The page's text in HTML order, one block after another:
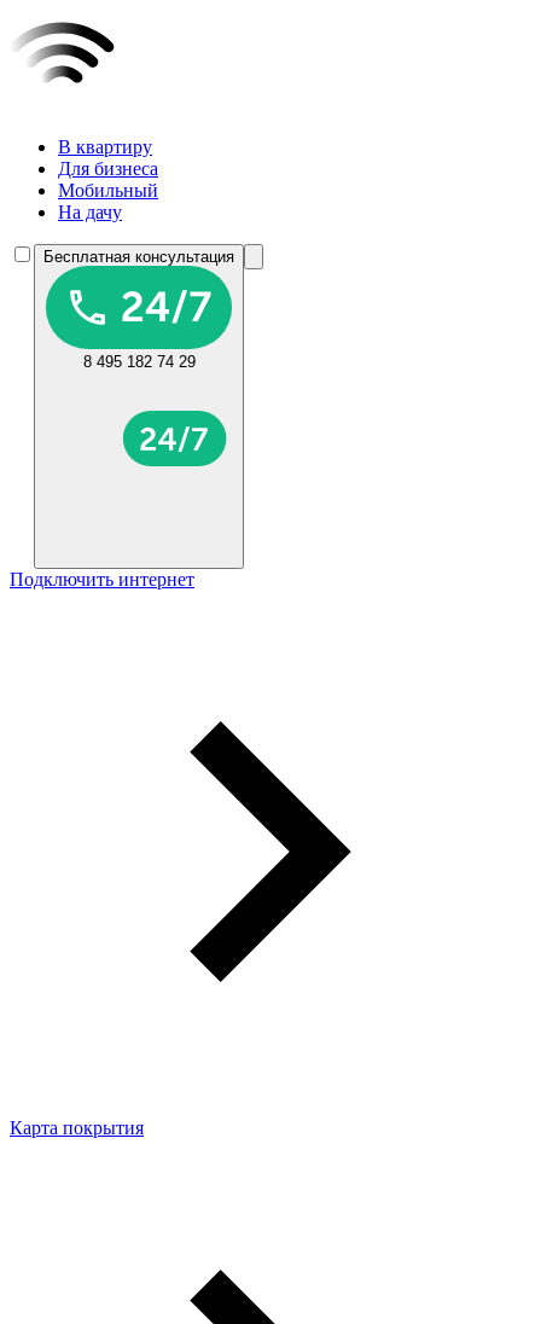
В квартиру
Для бизнеса
Мобильный
На дачу
Бесплатная консультация
8 495 182 74 29
Подключить интернет
Карта покрытия